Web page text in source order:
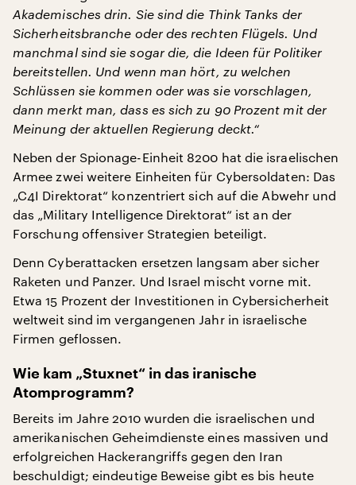
Akademisches drin. Sie sind die Think Tanks der
Sicherheitsbranche oder des rechten Flügels. Und
manchmal sind sie sogar die, die Ideen für Politiker
bereitstellen. Und wenn man hört, zu welchen
Schlüssen sie kommen oder was sie vorschlagen,
dann merkt man, dass es sich zu 90 Prozent mit der
Meinung der aktuellen Regierung deckt.“
Neben der Spionage-Einheit 8200 hat die israelischen
Armee zwei weitere Einheiten für Cybersoldaten: Das
„C4I Direktorat“ konzentriert sich auf die Abwehr und
das „Military Intelligence Direktorat“ ist an der
Forschung offensiver Strategien beteiligt.
Denn Cyberattacken ersetzen langsam aber sicher
Raketen und Panzer. Und Israel mischt vorne mit.
Etwa 15 Prozent der Investitionen in Cybersicherheit
weltweit sind im vergangenen Jahr in israelische
Firmen geflossen.
Wie kam „Stuxnet“ in das iranische
Atomprogramm?
Bereits im Jahre 2010 wurden die israelischen und
amerikanischen Geheimdienste eines massiven und
erfolgreichen Hackerangriffs gegen den Iran
beschuldigt; eindeutige Beweise gibt es bis heute